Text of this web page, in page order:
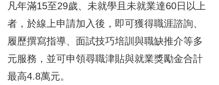
凡年滿15至29歲、未就學且未就業達60日以上
者，於線上申請加入後，即可獲得職涯諮詢、
履歷撰寫指導、面試技巧培訓與職缺推介等多
元服務，並可申領尋職津貼與就業獎勵金合計
最高4.8萬元。